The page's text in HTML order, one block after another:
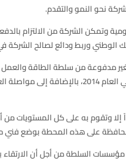
نحو النمو والتقدم.
كان منها تحصيل جميع الكمبيالات الحكومية وتمكن
2018 منها التقليل من الديون المتراكمة الغير
الشهرية، والعمل على إجراء الصيانة الشاملة للتوربينات المتبقية، وضرورة
إلا وتقوم به على كل المستويات
على هذه المحطة بوضع فني
السلطة من أجل أن